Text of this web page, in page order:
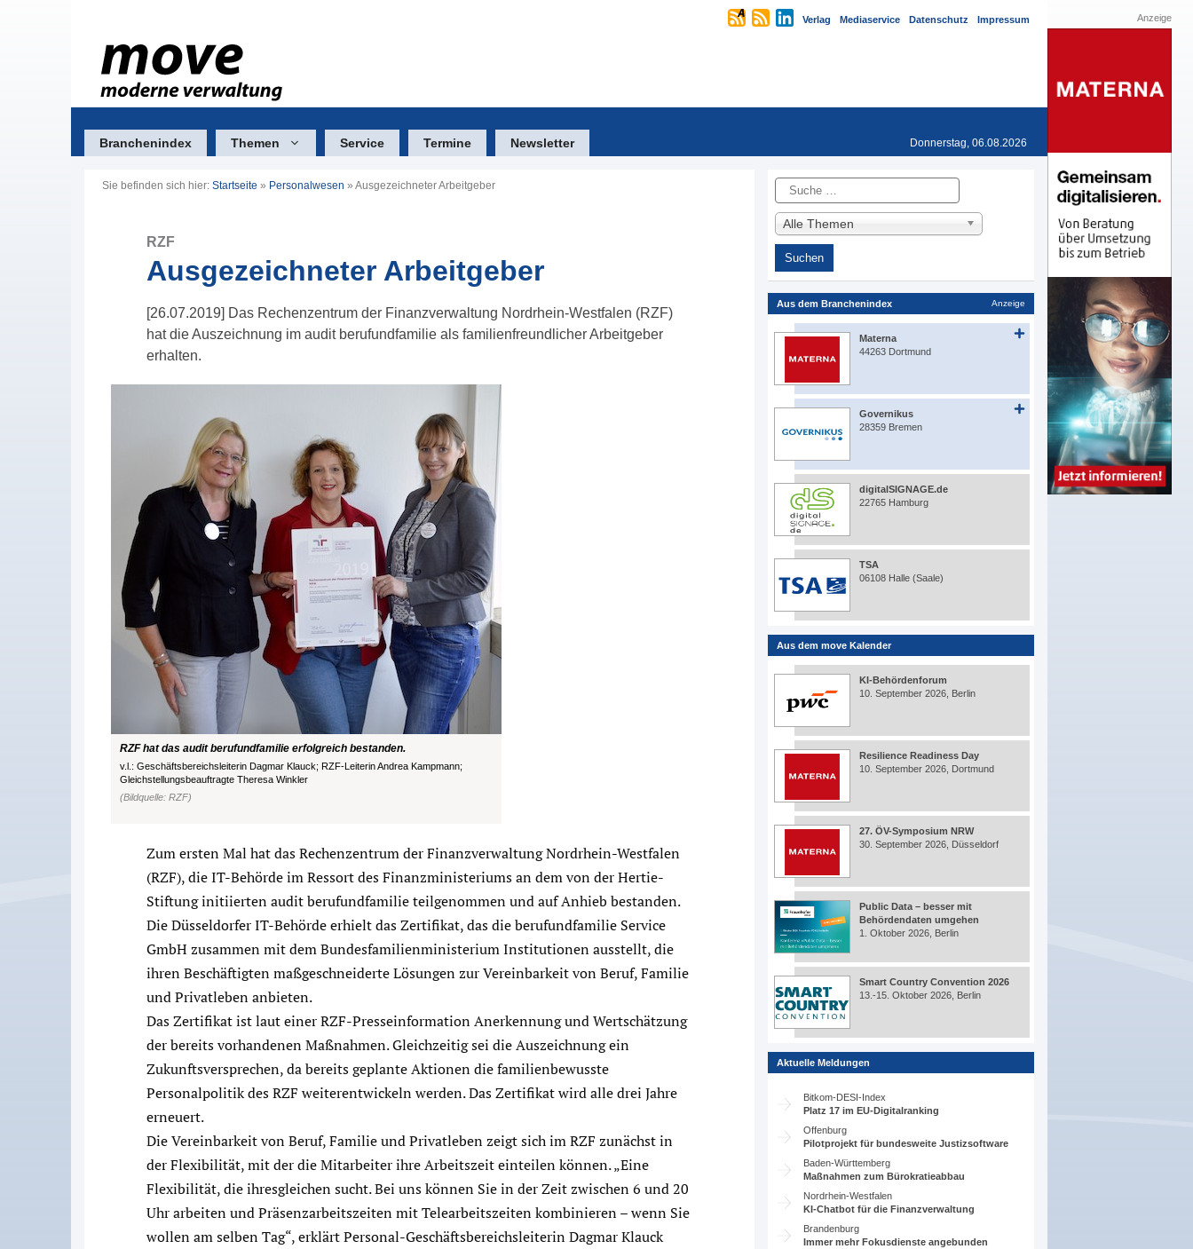
Verlag Mediaservice Datenschutz Impressum
Branchenindex Themen Service Termine Newsletter Donnerstag, 06.08.2026
Sie befinden sich hier: Startseite » Personalwesen » Ausgezeichneter Arbeitgeber
RZF
Ausgezeichneter Arbeitgeber
[26.07.2019] Das Rechenzentrum der Finanzverwaltung Nordrhein-Westfalen (RZF)
hat die Auszeichnung im audit berufundfamilie als familienfreundlicher Arbeitgeber
erhalten.
RZF hat das audit berufundfamilie erfolgreich bestanden.
v.l.: Geschäftsbereichsleiterin Dagmar Klauck; RZF-Leiterin Andrea Kampmann;
Gleichstellungsbeauftragte Theresa Winkler
(Bildquelle: RZF)
Zum ersten Mal hat das Rechenzentrum der Finanzverwaltung Nordrhein-Westfalen
(RZF), die IT-Behörde im Ressort des Finanzministeriums an dem von der Hertie-
Stiftung initiierten audit berufundfamilie teilgenommen und auf Anhieb bestanden.
Die Düsseldorfer IT-Behörde erhielt das Zertifikat, das die berufundfamilie Service
GmbH zusammen mit dem Bundesfamilienministerium Institutionen ausstellt, die
ihren Beschäftigten maßgeschneiderte Lösungen zur Vereinbarkeit von Beruf, Familie
und Privatleben anbieten.
Das Zertifikat ist laut einer RZF-Presseinformation Anerkennung und Wertschätzung
der bereits vorhandenen Maßnahmen. Gleichzeitig sei die Auszeichnung ein
Zukunftsversprechen, da bereits geplante Aktionen die familienbewusste
Personalpolitik des RZF weiterentwickeln werden. Das Zertifikat wird alle drei Jahre
erneuert.
Die Vereinbarkeit von Beruf, Familie und Privatleben zeigt sich im RZF zunächst in
der Flexibilität, mit der die Mitarbeiter ihre Arbeitszeit einteilen können. „Eine
Flexibilität, die ihresgleichen sucht. Bei uns können Sie in der Zeit zwischen 6 und 20
Uhr arbeiten und Präsenzarbeitszeiten mit Telearbeitszeiten kombinieren – wenn Sie
wollen am selben Tag“, erklärt Personal-Geschäftsbereichsleiterin Dagmar Klauck
Suche
Alle Themen
Aus dem Branchenindex Anzeige
Materna
44263 Dortmund
Governikus
28359 Bremen
digitalSIGNAGE.de
22765 Hamburg
TSA
06108 Halle (Saale)
Aus dem move Kalender
KI-Behördenforum
10. September 2026, Berlin
Resilience Readiness Day
10. September 2026, Dortmund
27. ÖV-Symposium NRW
30. September 2026, Düsseldorf
Public Data – besser mit
Behördendaten umgehen
1. Oktober 2026, Berlin
Smart Country Convention 2026
13.-15. Oktober 2026, Berlin
Aktuelle Meldungen
Bitkom-DESI-Index
Platz 17 im EU-Digitalranking
Offenburg
Pilotprojekt für bundesweite Justizsoftware
Baden-Württemberg
Maßnahmen zum Bürokratieabbau
Nordrhein-Westfalen
KI-Chatbot für die Finanzverwaltung
Brandenburg
Immer mehr Fokusdienste angebunden
Anzeige